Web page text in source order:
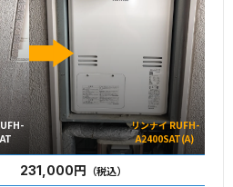
リンナイ RUFH-
A2400SAT(A)
231,000円 （税込）